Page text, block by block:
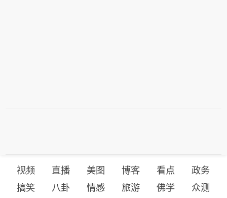
视频 直播 美图 博客 看点
政务
搞笑
八卦 情感 旅游 佛学 众测